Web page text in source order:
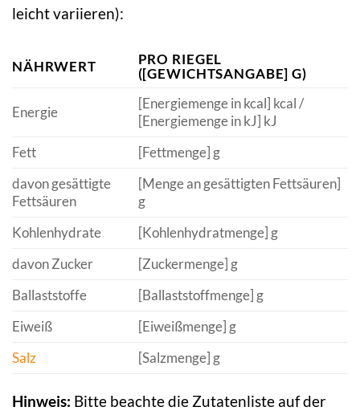
leicht variieren):
NÄHRWERT
PRO RIEGEL
([GEWICHTSANGABE] G)
Energie
[Energiemenge in kcal] kcal /
[Energiemenge in kJ] kJ
Fett
[Fettmenge] g
davon gesättigte
Fettsäuren
[Menge an gesättigten Fettsäuren]
g
Kohlenhydrate
[Kohlenhydratmenge] g
davon Zucker
[Zuckermenge] g
Ballaststoffe
[Ballaststoffmenge] g
Eiweiß
[Eiweißmenge] g
Salz
[Salzmenge] g
Hinweis: Bitte beachte die Zutatenliste auf der